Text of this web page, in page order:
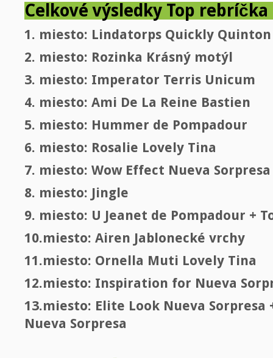
Celkové výsledky Top
1. miesto: Lindatorps Quickly Quinton
2. miesto: Rozinka Krásný motýl
3. miesto: Imperator Terris Unicum
4. miesto: Ami De La Reine Bastien
5. miesto: Hummer de Pompadour
6. miesto: Rosalie Lovely Tina
7. miesto: Wow Effect Nueva Sorpresa
8. miesto: Jingle
9. miesto: U Jeanet de Pompadour +
10.miesto: Airen Jablonecké vrchy
11.miesto: Ornella Muti Lovely Tina
12.miesto: Inspiration for Nueva
13.miesto: Elite Look Nueva Sorpresa
Nueva Sorpresa